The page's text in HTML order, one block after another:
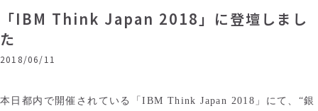
「IBM Think Japan 2018」に登壇しまし
た
2018/06/11
本日都内で開催されている「IBM Think Japan 2018」にて、“銀